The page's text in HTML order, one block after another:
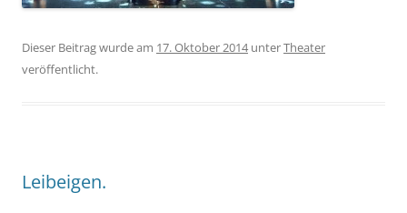
Dieser Beitrag wurde am 17. Oktober 2014unterTheater
veröffentlicht.
Leibeigen.